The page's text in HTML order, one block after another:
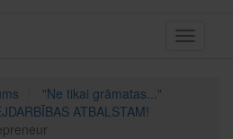
Toggle
"Ne tikai grāmatas..."
ATBALSTAM!